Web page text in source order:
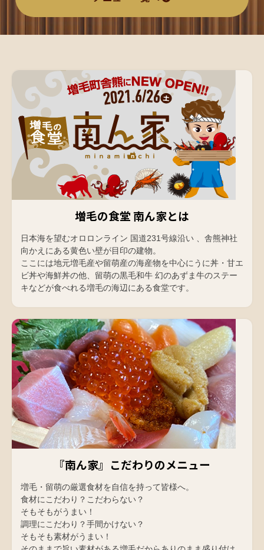
増毛の食堂 南ん家とは
日本海を望むオロロンライン 国道231号線沿い 、舎熊神社
向かえにある黄色い壁が目印の建物。
ここには地元増毛産や留萌産の海産物を中心にうに丼・甘エ
ビ丼や海鮮丼の他、留萌の黒毛和牛 幻のあずま牛のステー
キなどが食べれる増毛の海辺にある食堂です。
『南ん家』こだわりのメニュー
増毛・留萌の厳選食材を自信を持って皆様へ。
食材にこだわり？こだわらない？
そもそもがうまい！
調理にこだわり？手間かけない？
そもそも素材がうまい！